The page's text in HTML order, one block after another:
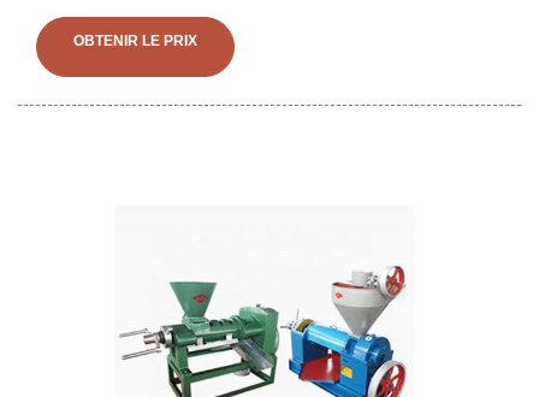
sous le numéro de dossier. Marchés E332023 :
OBTENIR LE PRIX